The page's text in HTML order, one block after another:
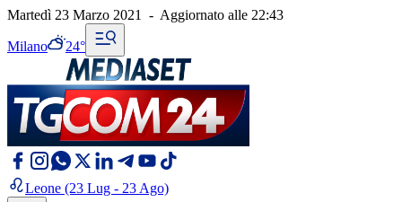
Martedì 23 Marzo 2021 - Aggiornato alle 22:43
Milano 24°
Leone (23 Lug - 23 Ago)